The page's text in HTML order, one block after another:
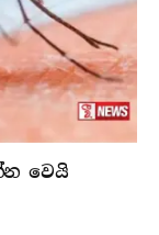
වෙයි